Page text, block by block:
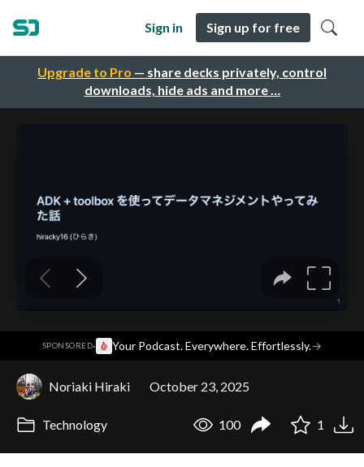
Upgrade to Pro — share decks privately, control
downloads, hide ads and more …
Sign in Sign up for free
SPONSORED· Your Podcast. Everywhere. Effortlessly.→
Noriaki Hiraki October 23, 2025
Technology 100 1